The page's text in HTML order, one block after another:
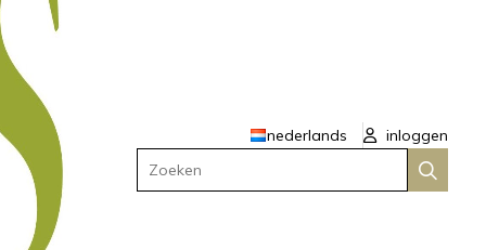
nederlands
inloggen
Zoeken